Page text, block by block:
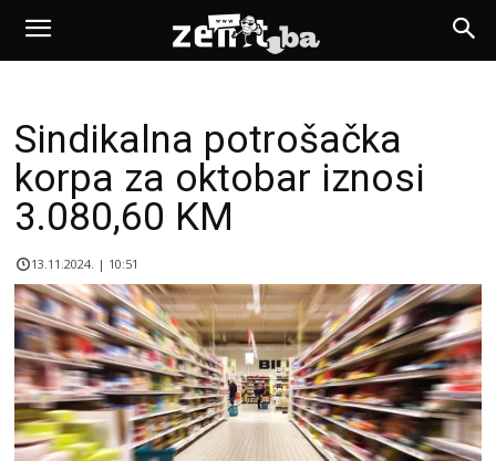
Sindikalna potrošačka
korpa za oktobar iznosi
3.080,60 KM
13.11.2024. | 10:51